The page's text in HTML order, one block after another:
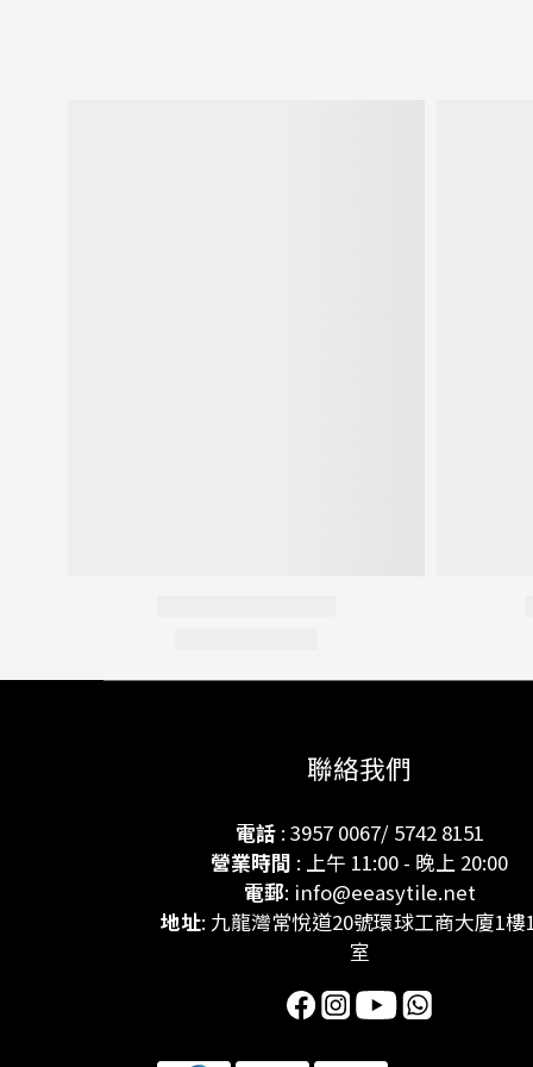
聯絡我們
電話: 3957 0067/ 5742 8151
營業時間 : 上午 11:00 - 晚上 20:00
電郵: info@eeasytile.net
地址: 九龍灣常悅道20號環球工商大廈1樓
室